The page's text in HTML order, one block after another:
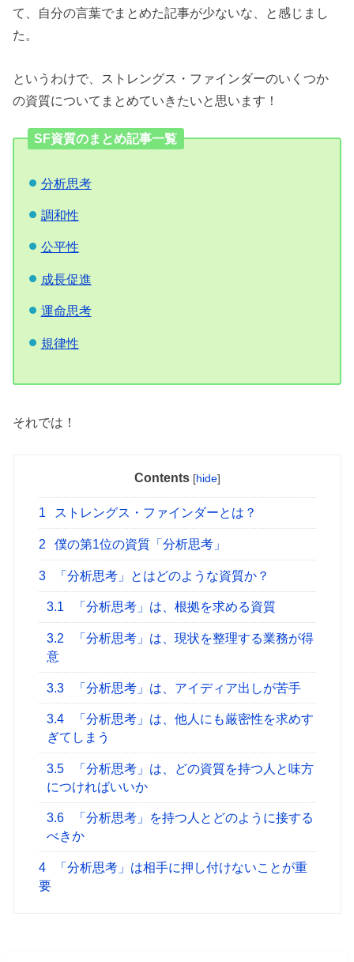
て、自分の言葉でまとめた記事が少ないな、と感じまし
た。
というわけで、ストレングス・ファインダーのいくつか
の資質についてまとめていきたいと思います！
SF資質のまとめ記事一覧
分析思考
調和性
公平性
成長促進
運命思考
規律性
それでは！
Contents [hide]
1 ストレングス・ファインダーとは？
2 僕の第1位の資質「分析思考」
3 「分析思考」とはどのような資質か？
3.1 「分析思考」は、根拠を求める資質
3.2
「分析思考」は、現状を整理する業務が得
意
3.3 「分析思考」は、アイディア出しが苦手
3.4
「分析思考」は、他人にも厳密性を求めす
ぎてしまう
3.5
「分析思考」は、どの資質を持つ人と味方
につければいいか
3.6
「分析思考」を持つ人とどのように接する
べきか
4
「分析思考」は相手に押し付けないことが重
要